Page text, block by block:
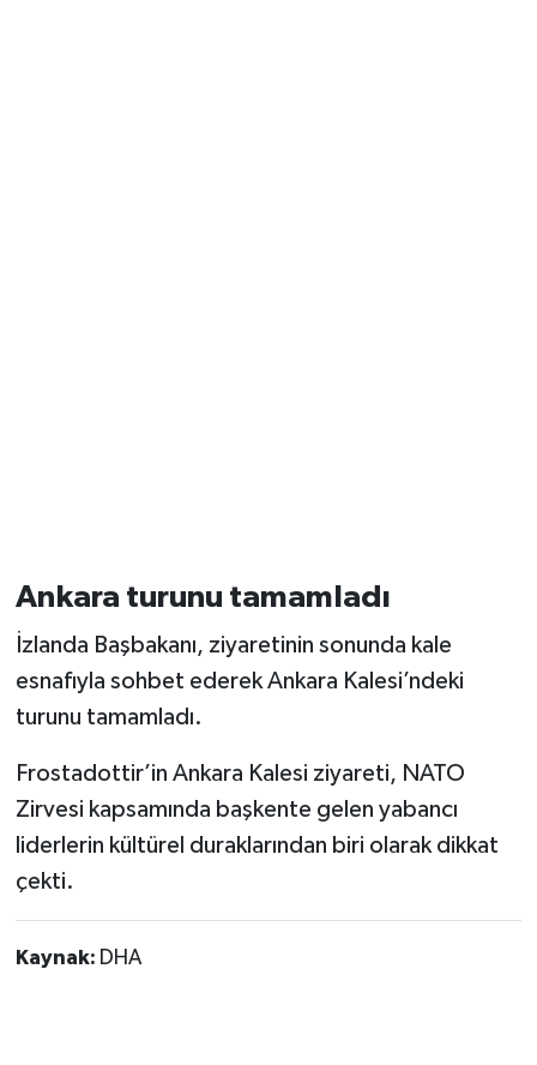
Ankara turunu tamamladı
İzlanda Başbakanı, ziyaretinin sonunda kale
esnafıyla sohbet ederek Ankara Kalesi’ndeki
turunu tamamladı.
Frostadottir’in Ankara Kalesi ziyareti, NATO
Zirvesi kapsamında başkente gelen yabancı
liderlerin kültürel duraklarından biri olarak dikkat
çekti.
Kaynak: DHA